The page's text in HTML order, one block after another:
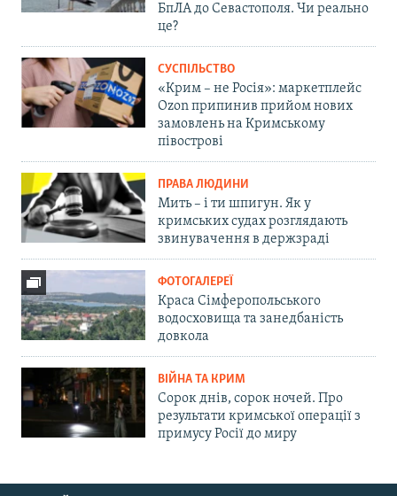
БпЛА до Севастополя. Чи реально
це?
СУСПІЛЬСТВО
«Крим – не Росія»: маркетплейс
Ozon припинив прийом нових
замовлень на Кримському
півострові
ПРАВА ЛЮДИНИ
Мить – і ти шпигун. Як у
кримських судах розглядають
звинувачення в держзраді
ФОТОГАЛЕРЕЇ
Краса Сімферопольського
водосховища та занедбаність
довкола
ВІЙНА ТА КРИМ
Сорок днів, сорок ночей. Про
результати кримської операції з
примусу Росії до миру